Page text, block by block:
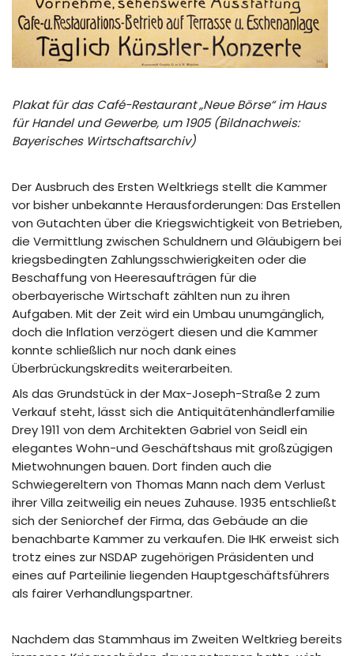
Plakat für das Café-Restaurant „Neue Börse“ im Haus
für Handel und Gewerbe, um 1905 (Bildnachweis:
Bayerisches Wirtschaftsarchiv)
Der Ausbruch des Ersten Weltkriegs stellt die Kammer
vor bisher unbekannte Herausforderungen: Das Erstellen
von Gutachten über die Kriegswichtigkeit von Betrieben,
die Vermittlung zwischen Schuldnern und Gläubigern bei
kriegsbedingten Zahlungsschwierigkeiten oder die
Beschaffung von Heeresaufträgen für die
oberbayerische Wirtschaft zählten nun zu ihren
Aufgaben. Mit der Zeit wird ein Umbau unumgänglich,
doch die Inflation verzögert diesen und die Kammer
konnte schließlich nur noch dank eines
Überbrückungskredits weiterarbeiten.
Als das Grundstück in der Max-Joseph-Straße 2 zum
Verkauf steht, lässt sich die Antiquitätenhändlerfamilie
Drey 1911 von dem Architekten Gabriel von Seidl ein
elegantes Wohn-und Geschäftshaus mit großzügigen
Mietwohnungen bauen. Dort finden auch die
Schwiegereltern von Thomas Mann nach dem Verlust
ihrer Villa zeitweilig ein neues Zuhause. 1935 entschließt
sich der Seniorchef der Firma, das Gebäude an die
benachbarte Kammer zu verkaufen. Die IHK erweist sich
trotz eines zur NSDAP zugehörigen Präsidenten und
eines auf Parteilinie liegenden Hauptgeschäftsführers
als fairer Verhandlungspartner.
Nachdem das Stammhaus im Zweiten Weltkrieg bereits